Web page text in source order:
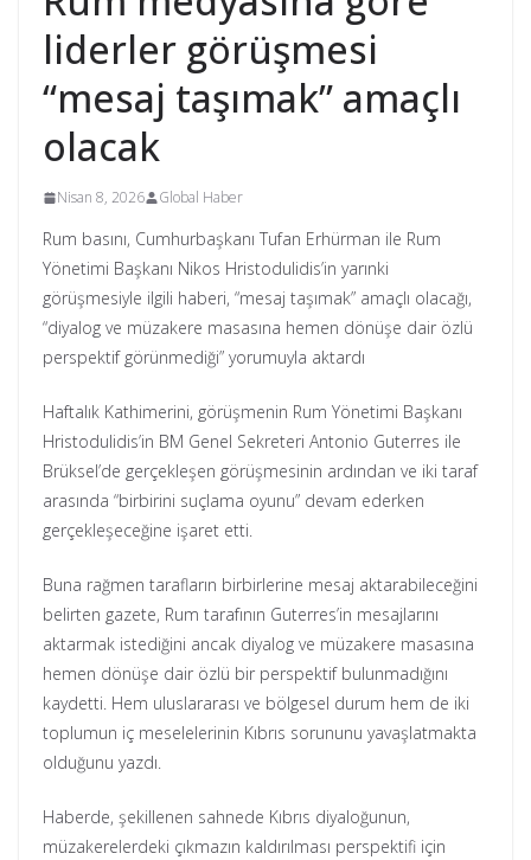
liderler görüşmesi
“mesaj taşımak” amaçlı
olacak
Nisan 8, 2026 Global Haber
Rum basını, Cumhurbaşkanı Tufan Erhürman ile Rum
Yönetimi Başkanı Nikos Hristodulidis’in yarınki
görüşmesiyle ilgili haberi, “mesaj taşımak” amaçlı olacağı,
“diyalog ve müzakere masasına hemen dönüşe dair özlü
perspektif görünmediği” yorumuyla aktardı
Haftalık Kathimerini, görüşmenin Rum Yönetimi Başkanı
Hristodulidis’in BM Genel Sekreteri Antonio Guterres ile
Brüksel’de gerçekleşen görüşmesinin ardından ve iki taraf
arasında “birbirini suçlama oyunu” devam ederken
gerçekleşeceğine işaret etti.
Buna rağmen tarafların birbirlerine mesaj aktarabileceğini
belirten gazete, Rum tarafının Guterres’in mesajlarını
aktarmak istediğini ancak diyalog ve müzakere masasına
hemen dönüşe dair özlü bir perspektif bulunmadığını
kaydetti. Hem uluslararası ve bölgesel durum hem de iki
toplumun iç meselelerinin Kıbrıs sorununu yavaşlatmakta
olduğunu yazdı.
Haberde, şekillenen sahnede Kıbrıs diyaloğunun,
müzakerelerdeki çıkmazın kaldırılması perspektifi için